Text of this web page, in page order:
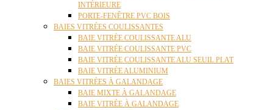
INTÉRIEURE
PORTE-FENÊTRE PVC BOIS
BAIES VITRÉES COULISSANTES
BAIE VITRÉE COULISSANTE ALU
BAIE VITRÉE COULISSANTE PVC
BAIE VITRÉE COULISSANTE ALU SEUIL PLAT
BAIE VITRÉE ALUMINIUM
BAIES VITRÉES À GALANDAGE
BAIE MIXTE À GALANDAGE
BAIE VITRÉE À GALANDAGE